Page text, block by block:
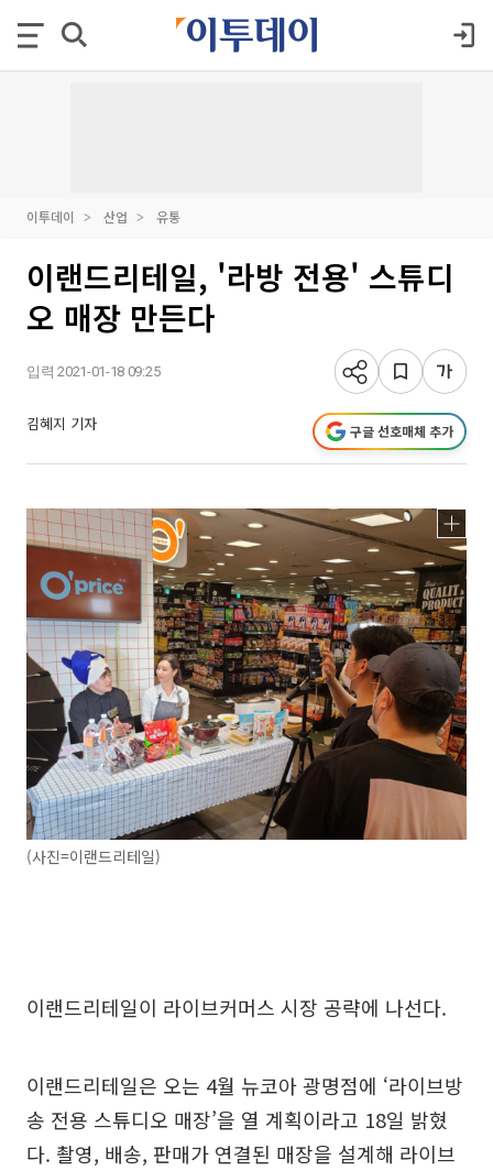
이투데이 산업 유통
이랜드리테일, '라방 전용' 스튜디
오 매장 만든다
입력 2021-01-18 09:25
김혜지 기자 구글 선호매체 추가
(사진=이랜드리테일)
이랜드리테일이 라이브커머스 시장 공략에 나선다.
이랜드리테일은 오는 4월 뉴코아 광명점에 ‘라이브방
송 전용 스튜디오 매장’을 열 계획이라고 18일 밝혔
다. 촬영, 배송, 판매가 연결된 매장을 설계해 라이브